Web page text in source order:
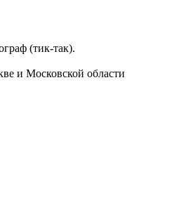
(тик-так).
и Московской области